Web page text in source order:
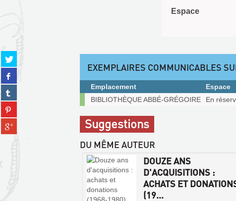
Partager
sur
twitter
(Nouvelle
fenêtre)
Partager
sur
facebook
(Nouvelle
fenêtre)
Partager
sur
tumblr
(Nouvelle
fenêtre)
Partager
sur
pinterest
(Nouvelle
Partager
sur
Espace
EXEMPLAIRES COMMUNICABLES
Exemplaires
communicables
sur
place
Emplacement Espace
BIBLIOTHÈQUE ABBÉ-GRÉGOIRE
En
Suggestions
DU MÊME AUTEUR
DOUZE ANS
D'ACQUISITIONS :
ACHATS ET
(19...